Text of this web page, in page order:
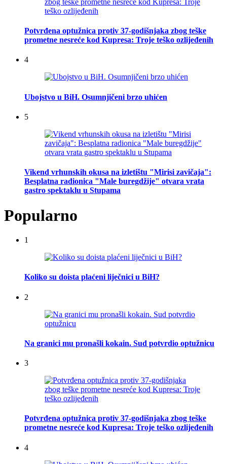
Potvrđena optužnica protiv 37-godišnjaka zbog teške
prometne nesreće kod Kupresa: Troje teško ozlijeđenih
4
Ubojstvo u BiH. Osumnjičeni brzo uhićen
5
Vikend vrhunskih okusa na izletištu "Mirisi zavičaja":
Besplatna radionica "Male buregdžije" otvara vrata
gastro spektaklu u Stupama
Popularno
1
Koliko su doista plaćeni liječnici u BiH?
2
Na granici mu pronašli kokain. Sud potvrdio optužnicu
3
Potvrđena optužnica protiv 37-godišnjaka zbog teške
prometne nesreće kod Kupresa: Troje teško ozlijeđenih
4